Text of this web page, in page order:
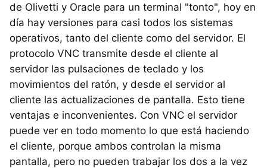
de Olivetti y Oracle para un terminal "tonto", hoy en
día hay versiones para casi todos los sistemas
operativos, tanto del cliente como del servidor. El
protocolo VNC transmite desde el cliente al
servidor las pulsaciones de teclado y los
movimientos del ratón, y desde el servidor al
cliente las actualizaciones de pantalla. Esto tiene
ventajas e inconvenientes. Con VNC el servidor
puede ver en todo momento lo que está haciendo
el cliente, porque ambos controlan la misma
pantalla, pero no pueden trabajar los dos a la vez